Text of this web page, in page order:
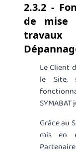
2.3.2 -
de mise
Le Client
le Site,
Grâce au
mis en